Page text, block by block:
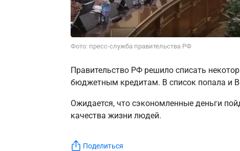
Фото: пресс-служба правительства РФ
Правительство РФ решило списать
бюджетным кредитам. В список попала и
Ожидается, что сэкономленные деньги
качества жизни людей.
Поделиться